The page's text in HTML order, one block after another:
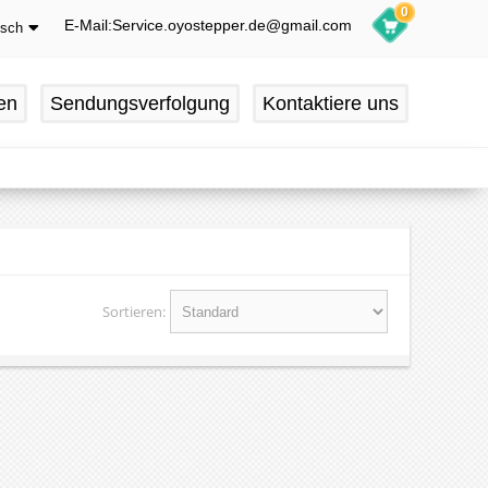
E-Mail:Service.oyostepper.de@gmail.com
0
Sendungsverfolgung Kontaktiere uns
Sortieren: